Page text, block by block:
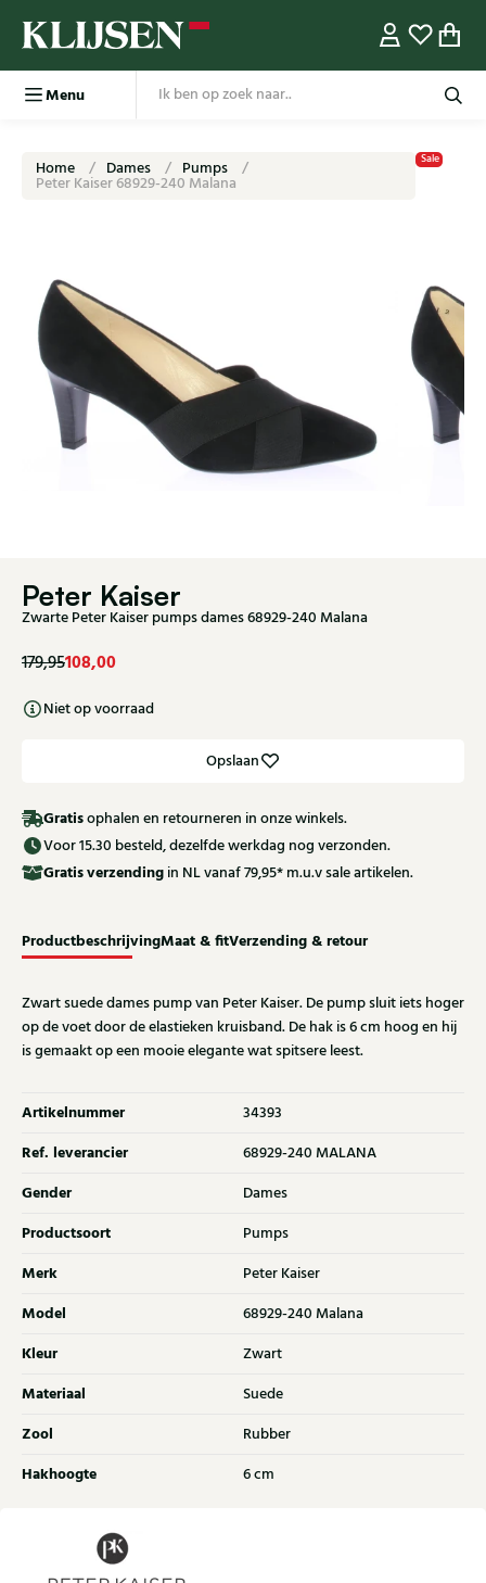
Menu
Home Dames Pumps
Peter Kaiser 68929-240 Malana
Sale
Peter Kaiser
Zwarte Peter Kaiser pumps dames 68929-240 Malana
179,95108,00
Niet op voorraad
Opslaan
Gratisophalen en retourneren in onze winkels.
Voor 15.30 besteld, dezelfde werkdag nog verzonden.
Gratisverzending in NL vanaf 79,95* m.u.v sale artikelen.
ProductbeschrijvingMaat & fitVerzending & retour
Zwart suede dames pump van Peter Kaiser. De pump sluit iets hoger
op de voet door de elastieken kruisband. De hak is 6 cm hoog en hij
is gemaakt op een mooie elegante wat spitsere leest.
Artikelnummer 34393
Ref. leverancier 68929-240 MALANA
Gender Dames
Productsoort Pumps
Merk Peter Kaiser
Model 68929-240 Malana
Kleur Zwart
Materiaal Suede
Zool Rubber
Hakhoogte 6 cm